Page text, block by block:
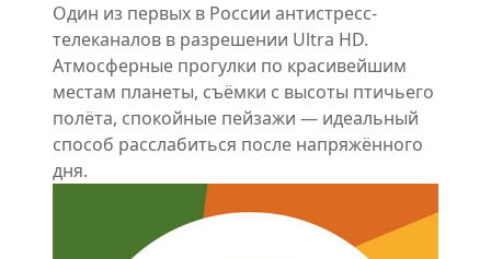
Один из первых в России антистресс-
телеканалов в разрешении Ultra HD.
Атмосферные прогулки по красивейшим
местам планеты, съёмки с высоты птичьего
полёта, спокойные пейзажи — идеальный
способ расслабиться после напряжённого
дня.